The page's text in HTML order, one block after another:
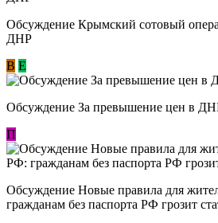
Обсуждение Крымский сотовый
ДНР
В E
Обсуждение За превышение цен в
П
Обсуждение Новые правила для
гражданам без паспорта РФ грозит